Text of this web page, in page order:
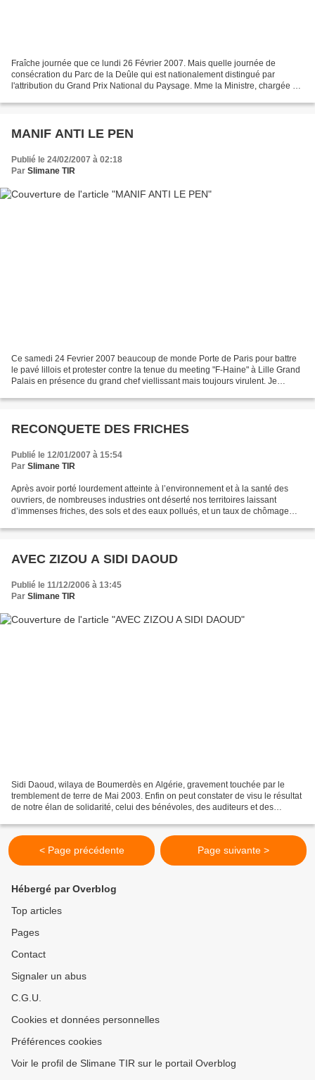
Fraîche journée que ce lundi 26 Février 2007. Mais quelle journée de
consécration du Parc de la Deûle qui est nationalement distingué par
l'attribution du Grand Prix National du Paysage. Mme la Ministre, chargée du
MANIF ANTI LE PEN
Publié le 24/02/2007 à 02:18
Par Slimane TIR
Ce samedi 24 Fevrier 2007 beaucoup de monde Porte de Paris pour battre
le pavé lillois et protester contre la tenue du meeting "F-Haine" à Lille Grand
Palais en présence du grand chef viellissant mais toujours virulent. Je
RECONQUETE DES FRICHES
Publié le 12/01/2007 à 15:54
Par Slimane TIR
Après avoir porté lourdement atteinte à l’environnement et à la santé des
ouvriers, de nombreuses industries ont déserté nos territoires laissant
d’immenses friches, des sols et des eaux pollués, et un taux de chômage
AVEC ZIZOU A SIDI DAOUD
Publié le 11/12/2006 à 13:45
Par Slimane TIR
Sidi Daoud, wilaya de Boumerdès en Algérie, gravement touchée par le
tremblement de terre de Mai 2003. Enfin on peut constater de visu le résultat
de notre élan de solidarité, celui des bénévoles, des auditeurs et des
< Page précédente Page suivante >
Hébergé par Overblog
Top articles
Pages
Contact
Signaler un abus
C.G.U.
Cookies et données personnelles
Préférences cookies
Voir le profil de Slimane TIR sur le portail Overblog